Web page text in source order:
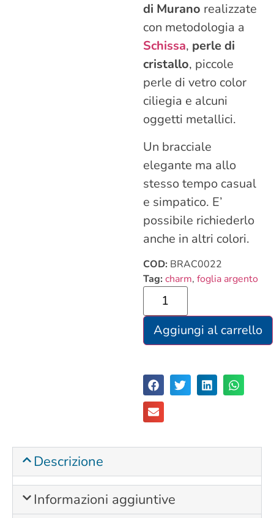
di Murano realizzate
con metodologia a
Schissa, perle di
cristallo, piccole
perle di vetro color
ciliegia e alcuni
oggetti metallici.
Un bracciale
elegante ma allo
stesso tempo casual
e simpatico. E’
possibile richiederlo
anche in altri colori.
COD: BRAC0022
Tag:charm, foglia argento
Aggiungi al carrello
Descrizione
Informazioni aggiuntive